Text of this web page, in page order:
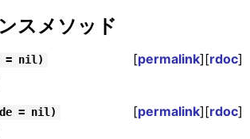
スメソッド
= nil) [permalink][rdoc]
= nil) [permalink][rdoc]